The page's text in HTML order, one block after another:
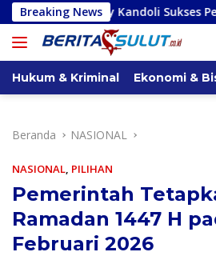
Langsung
ke
konten
Breaking News
Kandoli Sukses Perjuangkan
Hukum & Kriminal Ekonomi &
Beranda NASIONAL
NASIONAL, PILIHAN
Pemerintah
Ramadan 1447 H
Februari 2026